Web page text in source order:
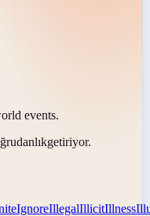
events.
getiriyor.
IgnoreIllegalIllicitIllness